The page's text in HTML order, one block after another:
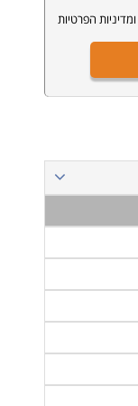
ומדיניות הפרטיות